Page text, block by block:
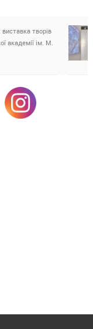
творів
академії ім. М.